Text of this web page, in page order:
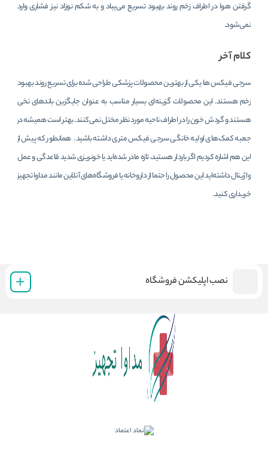
گرفتن هوا در اطراف زخم روند بهبود تسریع می‌یباد و به شکم نوزاد نیز فشاری وارد
نمی‌شود.
کلام آخر
سرجی فیکس ها یکی از بهترین محصولات پزشکی طراحی شده برای تسریع روند بهبود
زخم هستند. این محصولات گزینه‌ای بسیار مناسب به عنوان جایگزین باندهای نخی
هستند و گردش خون را در اطراف ناحیه مورد نظر مختل نمی‌کنند. بهتر است همیشه در
جعبه کمک‌های اولیه خانگی سرجی فیکس متری داشته باشید. همانطور که پیش از
این هم اشاره کردیم اگر باردار هستید، تازه مادر شده‌اید یا خونریزی شدید قاعدگی و عمل
واژینال داشته‌اید این محصول را حتما از داروخانه یا فروشگاه‌های آنلاین مانند مداوا تجهیز
خریداری کنید.
نصب اپلیکشن فروشگاه